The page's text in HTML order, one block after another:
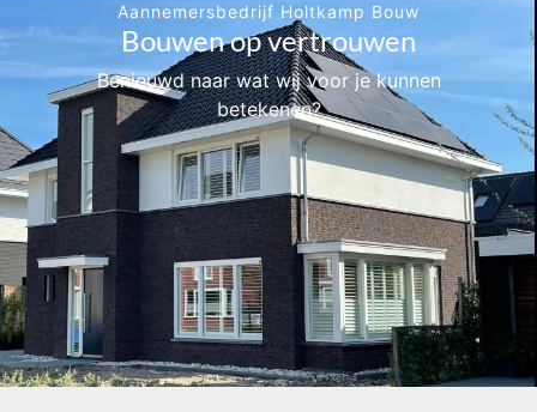
Aannemersbedrijf Holtkamp Bouw
Bouwen op vertrouwen
Benieuwd naar wat wij voor je kunnen
betekenen?